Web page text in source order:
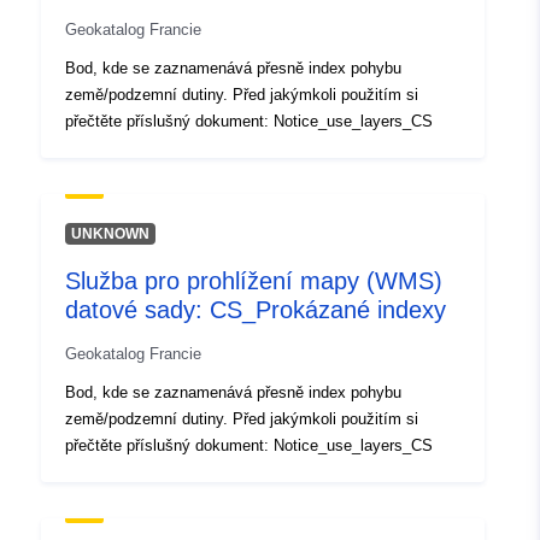
Geokatalog Francie
Bod, kde se zaznamenává přesně index pohybu
země/podzemní dutiny. Před jakýmkoli použitím si
přečtěte příslušný dokument: Notice_use_layers_CS
UNKNOWN
Služba pro prohlížení mapy (WMS)
datové sady: CS_Prokázané indexy
Geokatalog Francie
Bod, kde se zaznamenává přesně index pohybu
země/podzemní dutiny. Před jakýmkoli použitím si
přečtěte příslušný dokument: Notice_use_layers_CS